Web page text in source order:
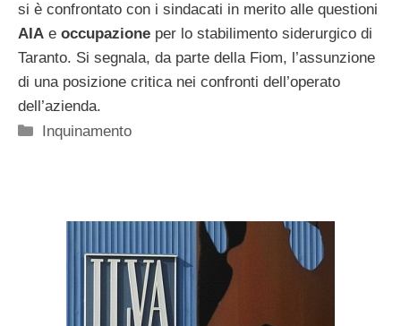
si è confrontato con i sindacati in merito alle questioni
AIA e occupazione per lo stabilimento siderurgico di
Taranto. Si segnala, da parte della Fiom, l’assunzione
di una posizione critica nei confronti dell’operato
dell’azienda.
Categorie
Inquinamento